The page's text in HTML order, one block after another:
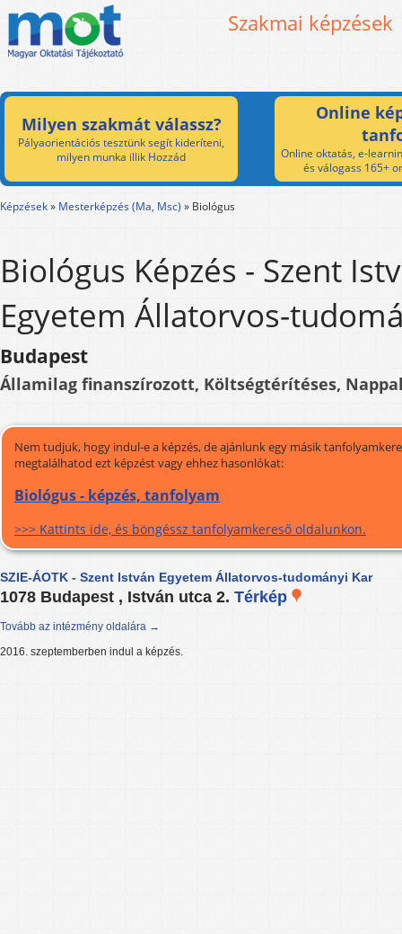
Szakmai képzések
Milyen szakmát válassz?
Pályaorientációs tesztünk segít kideríteni,
milyen munka illik Hozzád
Online
Online oktatás, e-
és válogass 165+
Képzések» Mesterképzés (Ma, Msc) » Biológus
Biológus Képzés - Szent
Egyetem Állatorvos-
Budapest
Államilag finanszírozott, Költségtérítéses,
Nem tudjuk, hogy indul-e a képzés, de ajánlunk egy másik
megtalálhatod ezt képzést vagy ehhez hasonlókat:
Biológus - képzés, tanfolyam
>>> Kattints ide, és böngéssz tanfolyamkereső oldalunkon.
SZIE-ÁOTK - Szent István Egyetem Állatorvos-tudományi Kar
1078 Budapest , István utca 2. Térkép
Tovább az intézmény oldalára →
2016. szeptemberben indul a képzés.